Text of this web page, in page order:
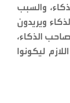
والسبب
ويريدون
الذكاء،
ليكونوا